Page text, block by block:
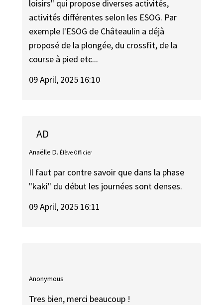
loisirs" qui propose diverses activités,
activités différentes selon les ESOG. Par
exemple l'ESOG de Châteaulin a déjà
proposé de la plongée, du crossfit, de la
course à pied etc...
09 April, 2025 16:10
AD
Anaëlle D. Élève Officier
Il faut par contre savoir que dans la phase
"kaki" du début les journées sont denses.
09 April, 2025 16:11
Anonymous
Tres bien, merci beaucoup !